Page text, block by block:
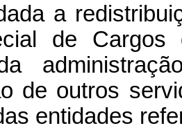
a
de
de outros
entidades